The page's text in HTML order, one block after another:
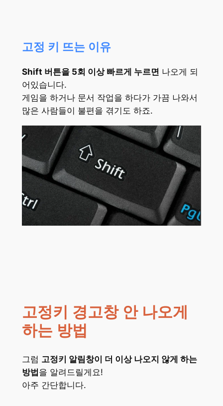
고정 키 뜨는 이유
Shift 버튼을 5회 이상 빠르게 누르면 나오게 되
어있습니다.
게임을 하거나 문서 작업을 하다가 가끔 나와서
많은 사람들이 불편을 겪기도 하죠.
고정키 경고창 안 나오게
하는 방법
그럼 고정키 알림창이 더 이상 나오지 않게 하는
방법 을 알려드릴게요!
아주 간단합니다.